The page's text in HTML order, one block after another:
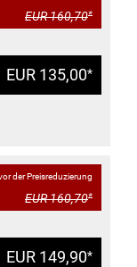
EUR 160,70*
EUR 135,00*
der Preisreduzierung
EUR 160,70*
EUR 149,90*